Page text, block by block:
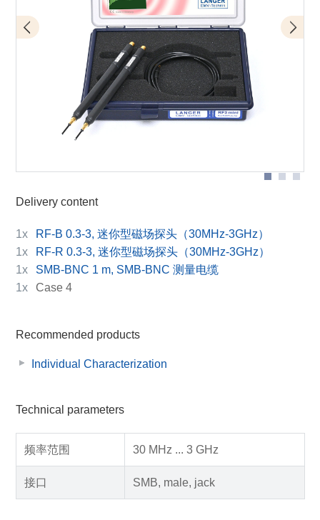
Application RF-R0.3-3
Measurement set-up near-field probes
Delivery content
1x
RF-B 0.3-3, 迷你型磁场探头（30MHz-3GHz）
1x
RF-R 0.3-3, 迷你型磁场探头（30MHz-3GHz）
1x
SMB-BNC 1 m, SMB-BNC 测量电缆
1x
Case 4
Recommended products
Individual Characterization
Technical parameters
频率范围 30 MHz ... 3 GHz
接口 SMB, male, jack